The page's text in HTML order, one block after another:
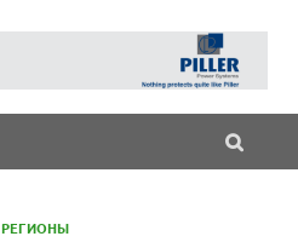
РЕГИОНЫ